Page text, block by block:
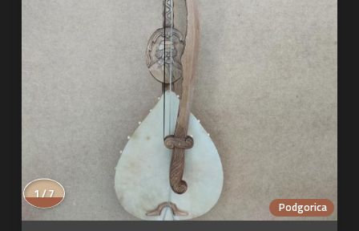
Podgorica
1 / 7